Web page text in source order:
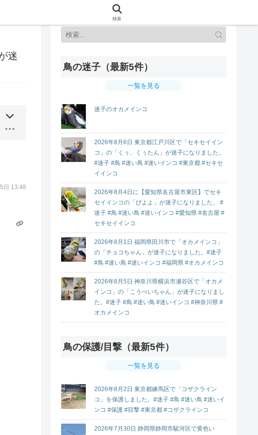
迷
日 13:48
鳥の迷子（最新5件）
一覧を見る
迷子のオカメインコ
2026年8月6日 東京都江戸川区で「セキセイイン
コ」の「くぅ、くぅたん」が迷子になりました。
#迷子 #鳥 #迷い鳥 #迷いインコ #東京都 #セキセ
イインコ
2026年8月4日に【愛知県名古屋市東区】でセキ
セイインコの「ぴよよ」が迷子になりました。 #
迷子 #鳥 #迷い鳥 #迷いインコ #愛知県 #名古屋 #
セキセイインコ
2026年8月1日 福岡県田川市で「オカメインコ」
の「チョコちゃん」が迷子になりました。#迷子
#鳥 #迷い鳥 #迷いインコ #福岡県 #オカメインコ
2026年8月5日 神奈川県横浜市瀬谷区で「オカメ
インコ」の「こうぺいちゃん」が迷子になりまし
た。#迷子 #鳥 #迷い鳥 #迷いインコ #神奈川県 #
オカメインコ
鳥の保護/目撃（最新5件）
一覧を見る
2026年8月2日 東京都練馬区で「コザクライン
コ」を保護しました。#迷子 #鳥 #迷い鳥 #迷いイ
ンコ #保護 #目撃 #東京都 #コザクラインコ
2026年7月30日 静岡県静岡市駿河区で黄色い
検索